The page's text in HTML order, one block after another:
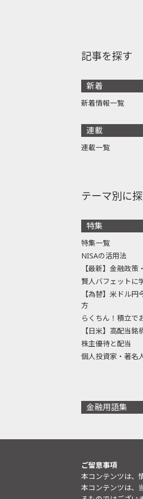
記事を探す
新着
新着情報一覧
連載
連載一覧
テーマ別に
特集
特集一覧
NISAの活用法
【最新】金融政策
賢人バフェットに
【為替】米ドル
方
らくちん！積立で
【日米】高配当
株主優待と配当
個人投資家・著名
金融用語集
ご留意事項
本コンテンツは、
本コンテンツは、